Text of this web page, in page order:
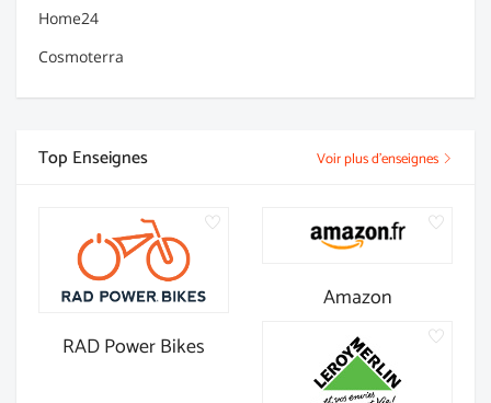
Home24
Cosmoterra
Top Enseignes Voir plus d'enseignes
RAD Power Bikes
Amazon